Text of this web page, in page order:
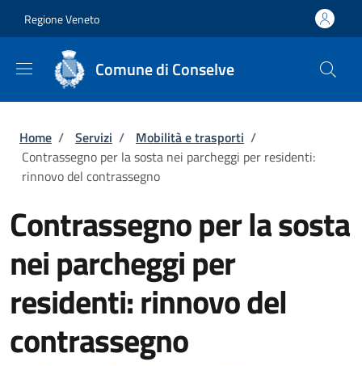
Regione Veneto
Comune di Conselve
Briciole di pane
Home / Servizi / Mobilità e trasporti /
Contrassegno per la sosta nei parcheggi per residenti:
rinnovo del contrassegno
Contrassegno per la sosta
nei parcheggi per
residenti: rinnovo del
contrassegno